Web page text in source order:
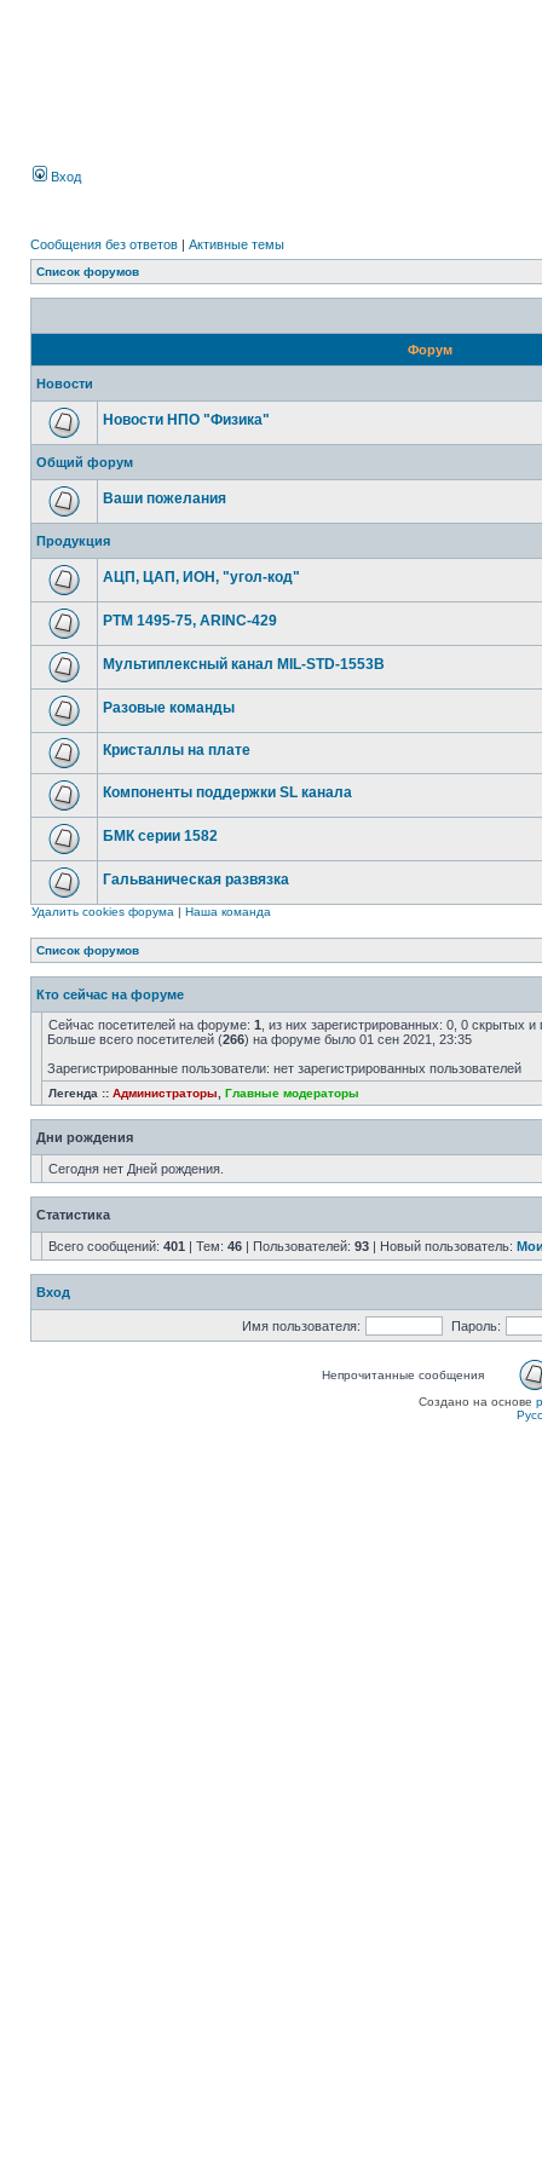
Вход
Сообщения без ответов | Активные темы
Список форумов
Форум
Новости
Новости НПО "Физика"
Общий форум
Ваши пожелания
Продукция
АЦП, ЦАП, ИОН, "угол-код"
РТМ 1495-75, ARINC-429
Мультиплексный канал MIL-STD-1553B
Разовые команды
Кристаллы на плате
Компоненты поддержки SL канала
БМК серии 1582
Гальваническая развязка
Удалить cookies форума | Наша команда
Список форумов
Кто сейчас на форуме
Сейчас посетителей на форуме: 1 , из них зарегистрированных: 0, 0 скрытых
Больше всего посетителей (266) на форуме было 01 сен 2021, 23:35
Зарегистрированные пользователи: нет зарегистрированных пользователей
Легенда :: Администраторы Главные модераторы
Дни рождения
Сегодня нет Дней рождения.
Статистика
Всего сообщений: 401 | Тем: 46 | Пользователей: 93 | Новый пользователь:
Вход
Имя пользователя: Пароль:
Непрочитанные сообщения
Создано на основе